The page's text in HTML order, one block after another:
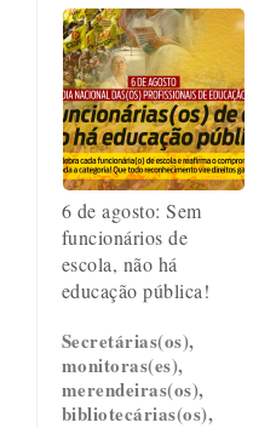
6 de agosto: Sem
funcionários de
escola, não há
educação pública!
Secretárias(os),
monitoras(es),
merendeiras(os),
bibliotecárias(os),